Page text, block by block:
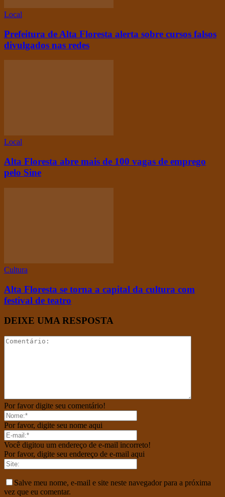
Local
Prefeitura de Alta Floresta alerta sobre cursos falsos
divulgados nas redes
Local
Alta Floresta abre mais de 100 vagas de emprego
pelo Sine
Cultura
Alta Floresta se torna a capital da cultura com
festival de teatro
DEIXE UMA RESPOSTA
Por favor digite seu comentário!
Por favor, digite seu nome aqui
Você digitou um endereço de e-mail incorreto!
Por favor, digite seu endereço de e-mail aqui
Salve meu nome, e-mail e site neste navegador para a próxima
vez que eu comentar.